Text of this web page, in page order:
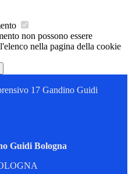
non possono essere
nella pagina della cookie
17 Gandino Guidi
Guidi Bologna